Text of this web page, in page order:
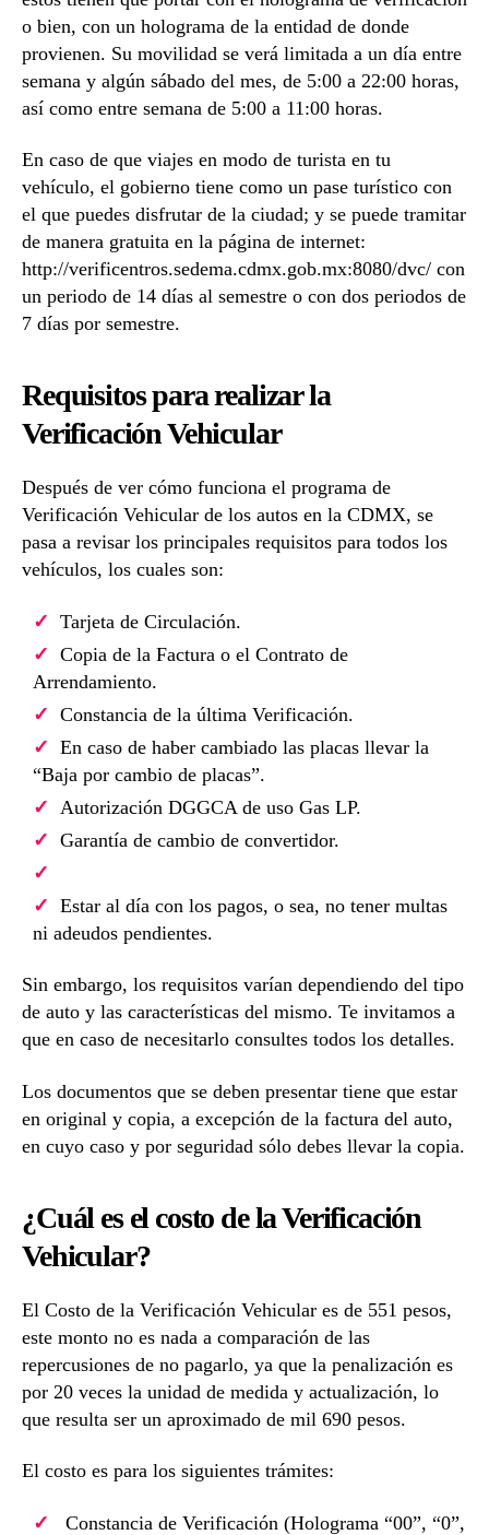
o bien, con un holograma de la entidad de donde
provienen. Su movilidad se verá limitada a un día entre
semana y algún sábado del mes, de 5:00 a 22:00 horas,
así como entre semana de 5:00 a 11:00 horas.
En caso de que viajes en modo de turista en tu
vehículo, el gobierno tiene como un pase turístico con
el que puedes disfrutar de la ciudad; y se puede tramitar
de manera gratuita en la página de internet:
http://verificentros.sedema.cdmx.gob.mx:8080/dvc/ con
un periodo de 14 días al semestre o con dos periodos de
7 días por semestre.
Requisitos para realizar la
Verificación Vehicular
Después de ver cómo funciona el programa de
Verificación Vehicular de los autos en la CDMX, se
pasa a revisar los principales requisitos para todos los
vehículos, los cuales son:
Tarjeta de Circulación.
Copia de la Factura o el Contrato de
Arrendamiento.
Constancia de la última Verificación.
En caso de haber cambiado las placas llevar la
“Baja por cambio de placas”.
Autorización DGGCA de uso Gas LP.
Garantía de cambio de convertidor.
Estar al día con los pagos, o sea, no tener multas
ni adeudos pendientes.
Sin embargo, los requisitos varían dependiendo del tipo
de auto y las características del mismo. Te invitamos a
que en caso de necesitarlo consultes todos los detalles.
Los documentos que se deben presentar tiene que estar
en original y copia, a excepción de la factura del auto,
en cuyo caso y por seguridad sólo debes llevar la copia.
¿Cuál es el costo de la Verificación
Vehicular?
El Costo de la Verificación Vehicular es de 551 pesos,
este monto no es nada a comparación de las
repercusiones de no pagarlo, ya que la penalización es
por 20 veces la unidad de medida y actualización, lo
que resulta ser un aproximado de mil 690 pesos.
El costo es para los siguientes trámites:
Constancia de Verificación (Holograma “00”, “0”,